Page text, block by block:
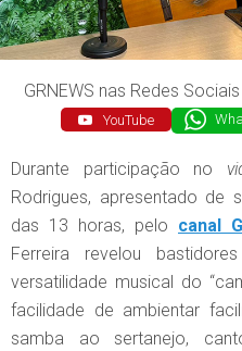
GRNEWS nas Redes Sociais
YouTube
Durante participação no
Rodrigues, apresentado de
das 13 horas, pelo canal
Ferreira revelou
versatilidade musical do
facilidade de ambientar
samba ao sertanejo,